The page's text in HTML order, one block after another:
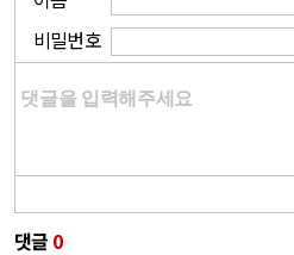
비밀번호
댓글 0